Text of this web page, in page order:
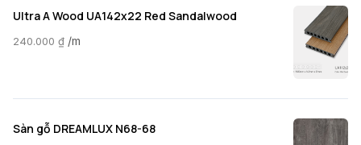
Ultra A Wood UA142x22 Red Sandalwood
240.000 ₫ /m
Sàn gỗ DREAMLUX N68-68